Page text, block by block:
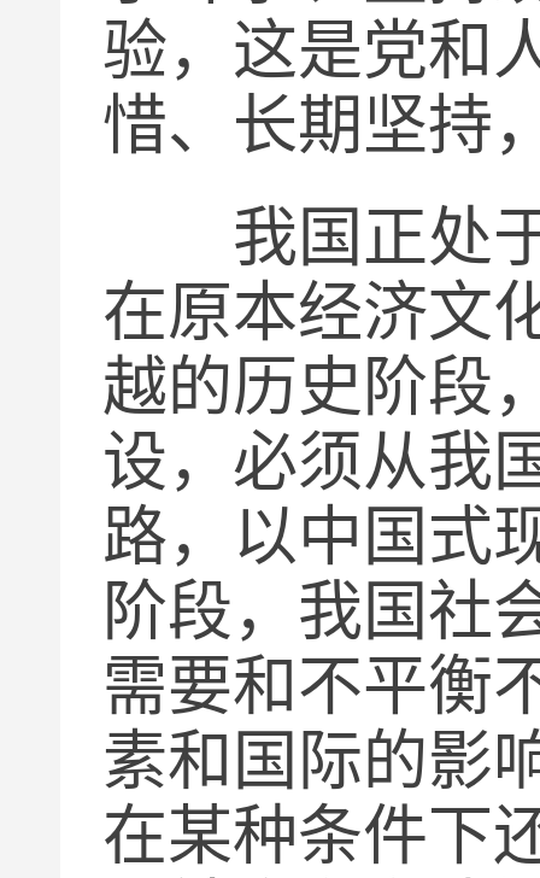
验，这是党和
惜、长期坚持
我国正处于
在原本经济文
越的历史阶段
设，必须从我
路，以中国式
阶段，我国社
需要和不平衡
素和国际的影
在某种条件下